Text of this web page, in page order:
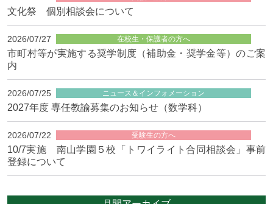
文化祭 個別相談会について
2026/07/27 在校生・保護者の方へ
市町村等が実施する奨学制度（補助金・奨学金等）のご案
内
2026/07/25 ニュース＆インフォメーション
2027年度 専任教諭募集のお知らせ（数学科）
2026/07/22 受験生の方へ
10/7実施 南山学園５校「トワイライト合同相談会」事前
登録について